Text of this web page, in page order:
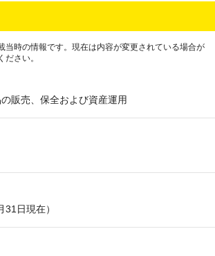
時の情報です。現在は内容が変更されている場合が
ださい。
販売、保全および資産運用
日現在）